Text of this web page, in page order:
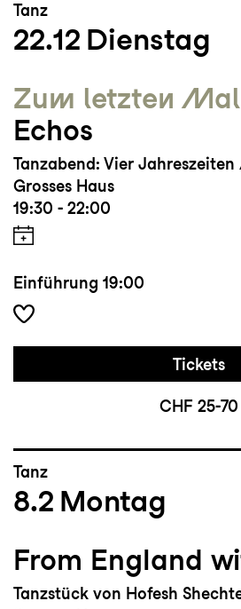
Tanz
22.12 Dienstag
Zum letzten Mal
Echos
Tanzabend: Vier Jahreszeiten
Grosses Haus
19:30 - 22:00
Einführung 19:00
Tickets
CHF 25-70
Tanz
8.2 Montag
From England
Tanzstück von Hofesh